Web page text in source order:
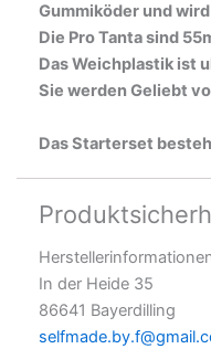
Gummiköder und
Die Pro Tanta sind
Das Weichplastik ist
Sie werden Geliebt
Das Starterset
In der Heide 35
86641 Bayerdilling